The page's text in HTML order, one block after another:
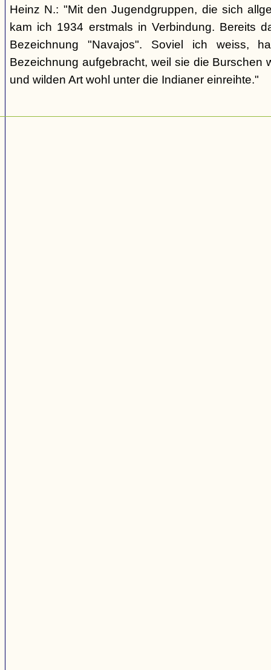
Heinz N.: "Mit den Jugendgruppen, die sich
kam ich 1934 erstmals in Verbindung. Bereits
Bezeichnung "Navajos". Soviel ich weiss,
Bezeichnung aufgebracht, weil sie die Burschen
und wilden Art wohl unter die Indianer einreihte."